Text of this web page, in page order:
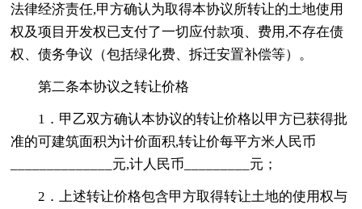
法律经济责任,甲方确认为取得本协议所转让的土地使用
权及项目开发权已支付了一切应付款项、费用,不存在债
权、债务争议（包括绿化费、拆迁安置补偿等）。
第二条本协议之转让价格
1．甲乙双方确认本协议的转让价格以甲方已获得批
准的可建筑面积为计价面积,转让价每平方米人民币
______________元,计人民币_________元；
2．上述转让价格包含甲方取得转让土地的使用权与